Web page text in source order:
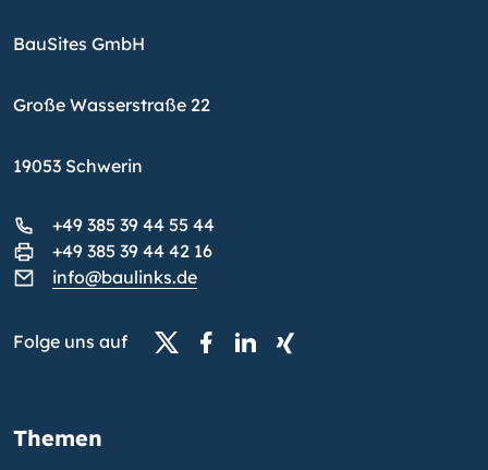
BauSites GmbH
Große Wasserstraße 22
19053 Schwerin
+49 385 39 44 55 44
+49 385 39 44 42 16
info@baulinks.de
Folge uns auf
Themen